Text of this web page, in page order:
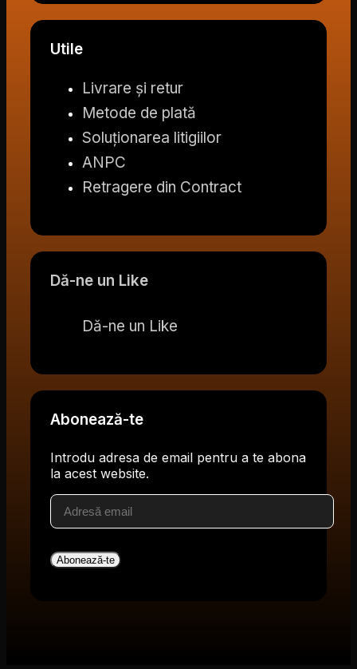
Utile
Livrare și retur
Metode de plată
Soluționarea litigiilor
ANPC
Retragere din Contract
Dă-ne un Like
Dă-ne un Like
Abonează-te
Introdu adresa de email pentru a te abona
la acest website.
Adresă
email
Abonează-te